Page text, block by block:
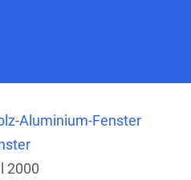
Aluminium-Fenster
2000